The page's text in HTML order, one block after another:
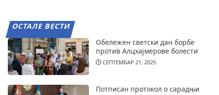
ОСТАЛЕ ВЕСТИ
Обележен светски дан борбе
против Алцхајмерове болести
СЕПТЕМБАР 21, 2025
Потписан протокол о сарадњи